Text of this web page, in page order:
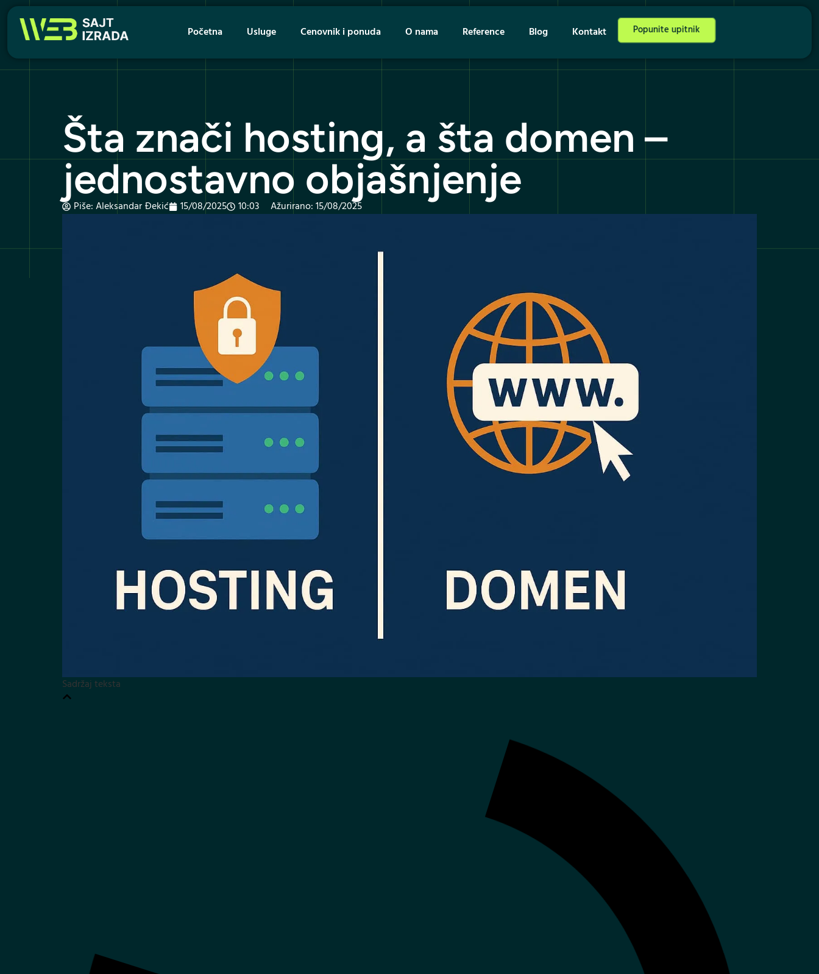
Početna Usluge Cenovnik i ponuda O nama Reference Blog Kontakt Popunite upitnik
Šta znači hosting, a šta domen –
jednostavno objašnjenje
Piše:Aleksandar Đekić 15/08/2025 10:03 Ažurirano: 15/08/2025
Sadržaj teksta